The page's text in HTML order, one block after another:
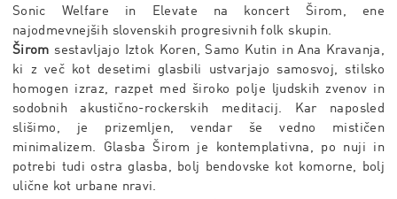
Sonic Welfare in Elevate na koncert Širom, ene
najodmevnejših slovenskih progresivnih folk skupin.
Širom sestavljajo Iztok Koren, Samo Kutin in Ana Kravanja,
ki z več kot desetimi glasbili ustvarjajo samosvoj, stilsko
homogen izraz, razpet med široko polje ljudskih zvenov in
sodobnih akustično-rockerskih meditacij. Kar naposled
slišimo, je prizemljen, vendar še vedno mističen
minimalizem. Glasba Širom je kontemplativna, po nuji in
potrebi tudi ostra glasba, bolj bendovske kot komorne, bolj
ulične kot urbane nravi.